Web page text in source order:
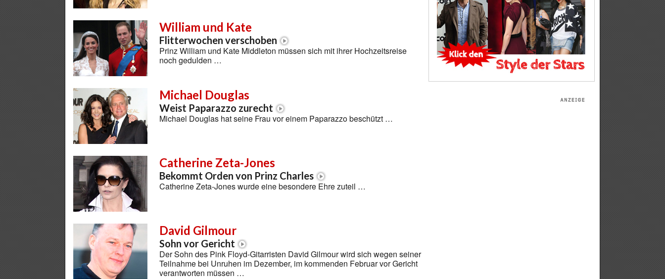
William und Kate
Flitterwochen verschoben
Prinz William und Kate Middleton müssen sich mit ihrer Hochzeitsreise
noch gedulden …
Michael Douglas
Weist Paparazzo zurecht
Michael Douglas hat seine Frau vor einem Paparazzo beschützt …
Catherine Zeta-Jones
Bekommt Orden von Prinz Charles
Catherine Zeta-Jones wurde eine besondere Ehre zuteil …
David Gilmour
Sohn vor Gericht
Der Sohn des Pink Floyd-Gitarristen David Gilmour wird sich wegen seiner
Teilnahme bei Unruhen im Dezember, im kommenden Februar vor Gericht
verantworten müssen …